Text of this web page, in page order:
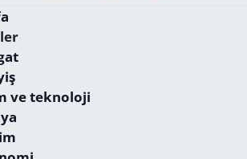
ve teknoloji